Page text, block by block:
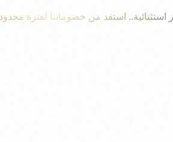
استثنائية.. استفد من خصوماتنا لفترة